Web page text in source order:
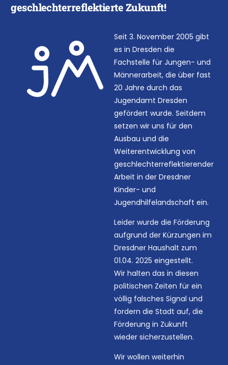
geschlechterreflektierteZukunft!
Seit 3. November 2005 gibt
es in Dresden die
Fachstelle für Jungen- und
Männerarbeit, die über fast
20 Jahre durch das
Jugendamt Dresden
gefördert wurde. Seitdem
setzen wir uns für den
Ausbau und die
Weiterentwicklung von
geschlechterreflektierender
Arbeit in der Dresdner
Kinder- und
Jugendhilfelandschaft ein.
Leider wurde die Förderung
aufgrund der Kürzungen im
Dresdner Haushalt zum
01.04. 2025 eingestellt.
Wir halten das in diesen
politischen Zeiten für ein
völlig falsches Signal und
fordern die Stadt auf, die
Förderung in Zukunft
wieder sicherzustellen.
Wir wollen weiterhin